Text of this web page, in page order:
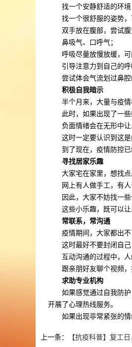
找一个安静舒适的环境
找一个很舒服的姿势，
双手放在腹部，尝试
鼻吸气、口呼气；
呼吸尽量放慢放缓，
引导注意力到自己的呼
尝试体会气流划过鼻腔
积极自我暗示
半个月来，大量与疫
此时，如果出现了一
负面情绪会在无形中
这时一定要认识到这
到了现在，疫情防控
寻找居家乐趣
大家宅在家里，想找点
网上有人做手工，有
因此，大家不妨找一
这些小乐趣，既可以
常联系，常沟通
疫情期间，大家都出不
这时最好不要封闭自
互动沟通的过程中，
跟亲朋好友聊个视频
求助专业机构
如果感觉通过自我防
开展了心理热线服务。
如果出现非常紧张的
上一条： 【抗疫科普】复工